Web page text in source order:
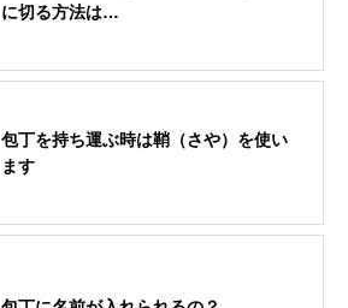
に切る方法は…
包丁を持ち運ぶ時は鞘（さや）を使い
ます